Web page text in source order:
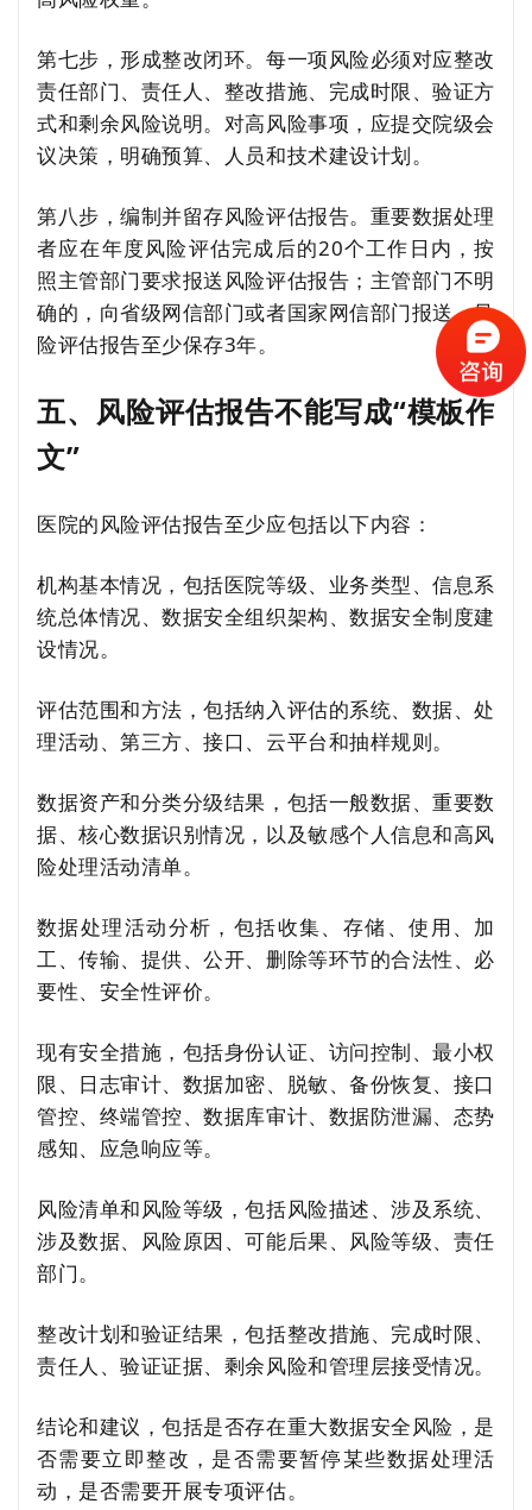
第七步，形成整改闭环。每一项风险必须对应整改
责任部门、责任人、整改措施、完成时限、验证方
式和剩余风险说明。对高风险事项，应提交院级会
议决策，明确预算、人员和技术建设计划。
第八步，编制并留存风险评估报告。重要数据处理
者应在年度风险评估完成后的20个工作日内，按
照主管部门要求报送风险评估报告；主管部门不明
确的，向省级网信部门或者国家网信部门报送。风
险评估报告至少保存3年。
五、风险评估报告不能写成“模板作
文”
医院的风险评估报告至少应包括以下内容：
机构基本情况，包括医院等级、业务类型、信息系
统总体情况、数据安全组织架构、数据安全制度建
设情况。
评估范围和方法，包括纳入评估的系统、数据、处
理活动、第三方、接口、云平台和抽样规则。
数据资产和分类分级结果，包括一般数据、重要数
据、核心数据识别情况，以及敏感个人信息和高风
险处理活动清单。
数据处理活动分析，包括收集、存储、使用、加
工、传输、提供、公开、删除等环节的合法性、必
要性、安全性评价。
现有安全措施，包括身份认证、访问控制、最小权
限、日志审计、数据加密、脱敏、备份恢复、接口
管控、终端管控、数据库审计、数据防泄漏、态势
感知、应急响应等。
风险清单和风险等级，包括风险描述、涉及系统、
涉及数据、风险原因、可能后果、风险等级、责任
部门。
整改计划和验证结果，包括整改措施、完成时限、
责任人、验证证据、剩余风险和管理层接受情况。
结论和建议，包括是否存在重大数据安全风险，是
否需要立即整改，是否需要暂停某些数据处理活
动，是否需要开展专项评估。